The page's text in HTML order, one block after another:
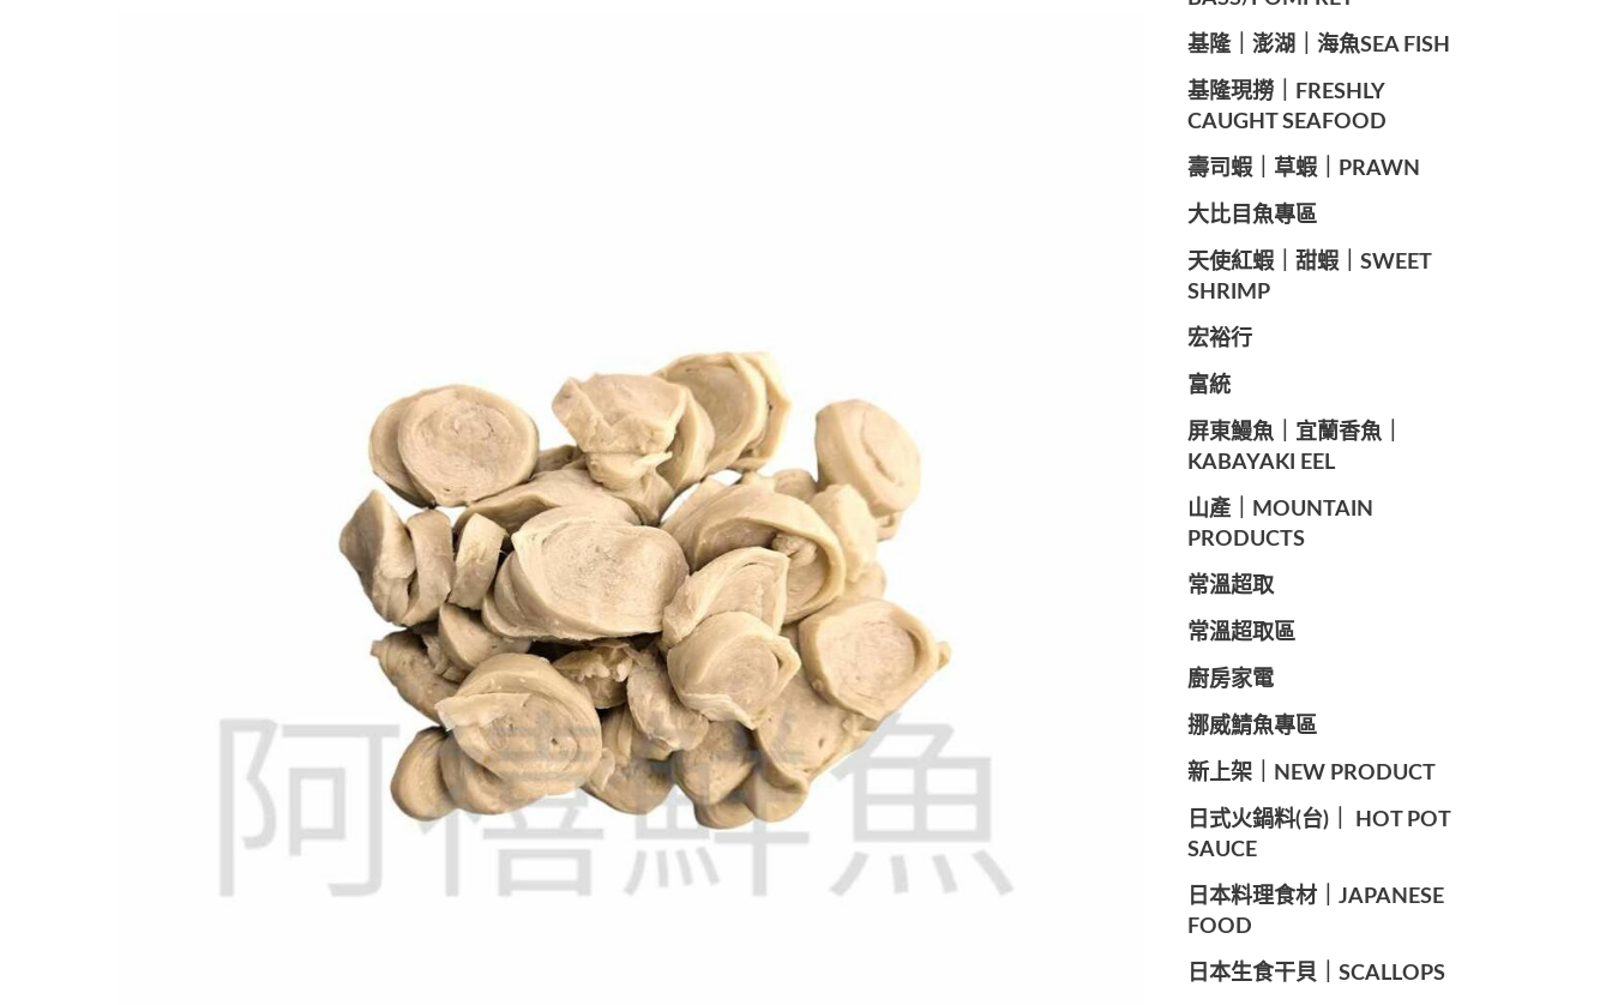
️基隆｜澎湖｜海魚SEA ​​FISH
️基隆現撈｜FRESHLY
CAUGHT SEAFOOD
️壽司蝦｜草蝦｜PRAWN
️大比目魚專區
️天使紅蝦｜甜蝦｜SWEET
SHRIMP
宏裕行
富統
️屏東鰻魚｜宜蘭香魚｜
KABAYAKI EEL
山產｜MOUNTAIN
PRODUCTS
常溫超取
常溫超取區
廚房家電
️挪威鯖魚專區
️新上架｜NEW PRODUCT
️日式火鍋料(台)｜ HOT POT
SAUCE
️日本料理食材｜JAPANESE
FOOD
日本生食干貝｜SCALLOPS